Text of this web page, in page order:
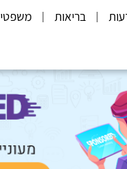
בריאות משפטי